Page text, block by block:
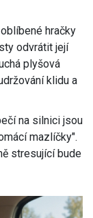
hračky
odvrátit její
plyšová
klidu a
na silnici jsou
mazlíčky".
stresující bude